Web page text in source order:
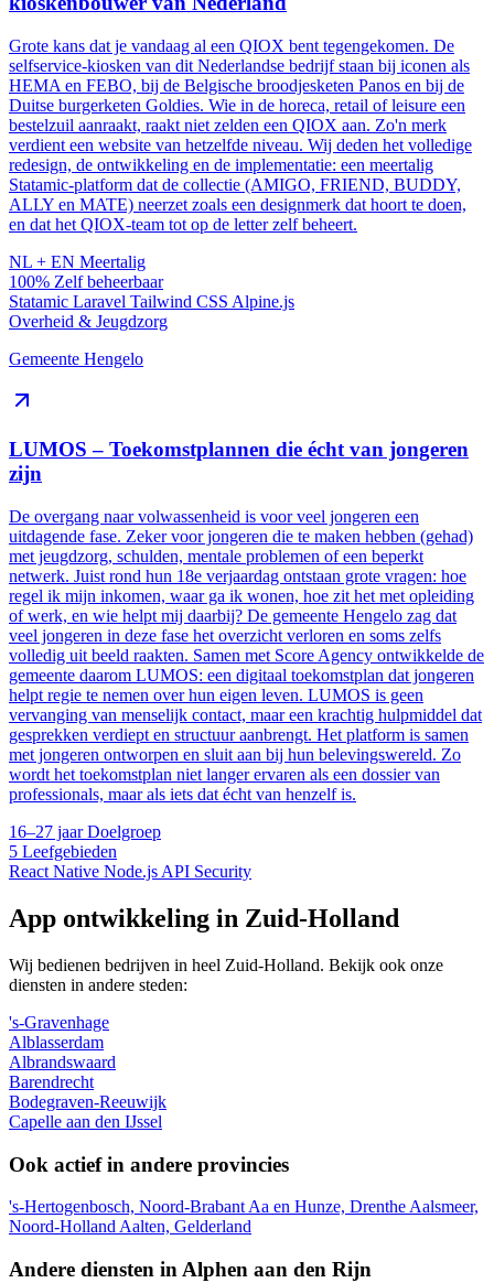
Grote kans dat je vandaag al een QIOX bent tegengekomen. De
selfservice-kiosken van dit Nederlandse bedrijf staan bij iconen als
HEMA en FEBO, bij de Belgische broodjesketen Panos en bij de
Duitse burgerketen Goldies. Wie in de horeca, retail of leisure een
bestelzuil aanraakt, raakt niet zelden een QIOX aan. Zo'n merk
verdient een website van hetzelfde niveau. Wij deden het volledige
redesign, de ontwikkeling en de implementatie: een meertalig
Statamic-platform dat de collectie (AMIGO, FRIEND, BUDDY,
ALLY en MATE) neerzet zoals een designmerk dat hoort te doen,
en dat het QIOX-team tot op de letter zelf beheert.
NL + EN Meertalig
100% Zelf beheerbaar
Statamic Laravel Tailwind CSS Alpine.js
Overheid & Jeugdzorg
Gemeente Hengelo
LUMOS – Toekomstplannen die écht van jongeren
zijn
De overgang naar volwassenheid is voor veel jongeren een
uitdagende fase. Zeker voor jongeren die te maken hebben (gehad)
met jeugdzorg, schulden, mentale problemen of een beperkt
netwerk. Juist rond hun 18e verjaardag ontstaan grote vragen: hoe
regel ik mijn inkomen, waar ga ik wonen, hoe zit het met opleiding
of werk, en wie helpt mij daarbij? De gemeente Hengelo zag dat
veel jongeren in deze fase het overzicht verloren en soms zelfs
volledig uit beeld raakten. Samen met Score Agency ontwikkelde de
gemeente daarom LUMOS: een digitaal toekomstplan dat jongeren
helpt regie te nemen over hun eigen leven. LUMOS is geen
vervanging van menselijk contact, maar een krachtig hulpmiddel dat
gesprekken verdiept en structuur aanbrengt. Het platform is samen
met jongeren ontworpen en sluit aan bij hun belevingswereld. Zo
wordt het toekomstplan niet langer ervaren als een dossier van
professionals, maar als iets dat écht van henzelf is.
16–27 jaarDoelgroep
5 Leefgebieden
React Native Node.js API Security
App ontwikkeling in Zuid-Holland
Wij bedienen bedrijven in heel Zuid-Holland. Bekijk ook onze
diensten in andere steden:
's-Gravenhage
Alblasserdam
Albrandswaard
Barendrecht
Bodegraven-Reeuwijk
Capelle aan den IJssel
Ook actief in andere provincies
's-Hertogenbosch, Noord-Brabant Aa en Hunze, Drenthe Aalsmeer,
Noord-Holland Aalten, Gelderland
Andere diensten in Alphen aan den Rijn